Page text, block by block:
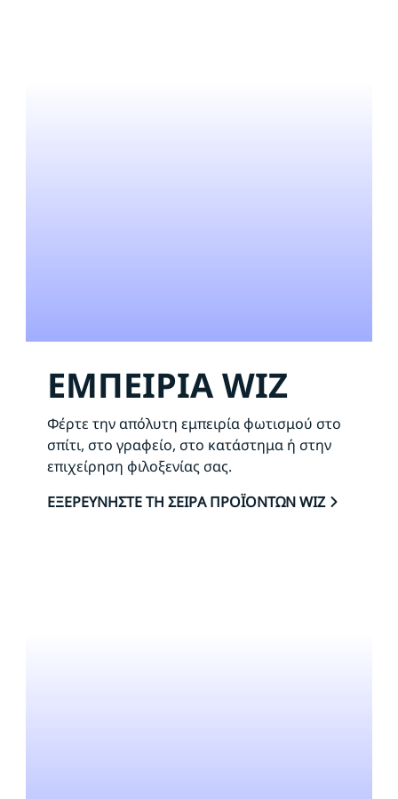
ΕΜΠΕΙΡΙΑ WIZ
Φέρτε την απόλυτη εμπειρία φωτισμού στο
σπίτι, στο γραφείο, στο κατάστημα ή στην
επιχείρηση φιλοξενίας σας.
ΕΞΕΡΕΥΝΗΣΤΕ ΤΗ ΣΕΙΡΑ ΠΡΟΪΟΝΤΩΝ WIZ